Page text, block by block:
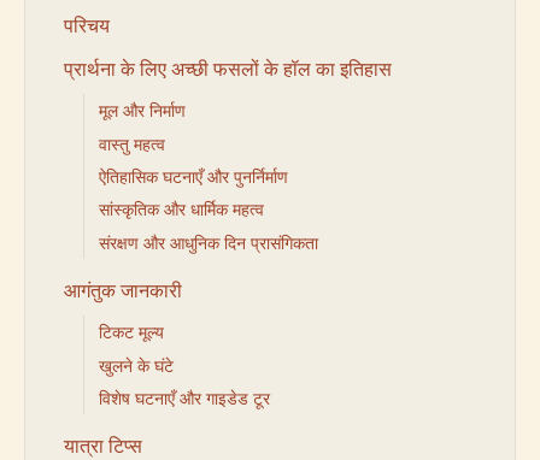
परिचय
प्रार्थना के लिए अच्छी फसलों के हॉल का इतिहास
मूल और निर्माण
वास्तु महत्व
ऐतिहासिक घटनाएँ और पुनर्निर्माण
सांस्कृतिक और धार्मिक महत्व
संरक्षण और आधुनिक दिन प्रासंगिकता
आगंतुक जानकारी
टिकट मूल्य
खुलने के घंटे
विशेष घटनाएँ और गाइडेड टूर
यात्रा टिप्स